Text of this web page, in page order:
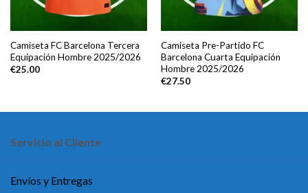
Camiseta FC Barcelona Tercera
Equipación Hombre 2025/2026
€25.00
Camiseta Pre-Partido FC
Barcelona Cuarta Equipación
Hombre 2025/2026
€27.50
Servicio al Cliente
Envíos y Entregas